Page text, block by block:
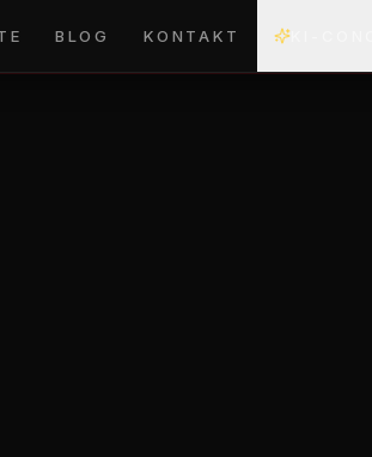
BLOG KONTAKT KI-